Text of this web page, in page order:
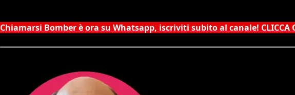
Chiamarsi Bomber è ora su Whatsapp, iscriviti subito al canale! CLICCA